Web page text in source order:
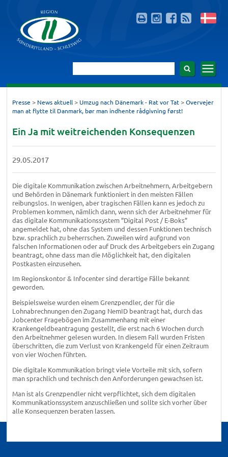
Presse > News aktuell > Umzug nach Dänemark - Rat vor Tat > Overvejer
man at flytte til Danmark, bør man indhente rådgivning først!
Ein Ja mit weitreichenden Konsequenzen
29.05.2017
Die digitale Kommunikation zwischen Arbeitnehmern, Arbeitgebern
und Behörden in Dänemark funktioniert in den meisten Fällen
reibungslos. In wenigen, aber tragischen Fällen kann es jedoch zu
Problemen kommen, nämlich dann, wenn sich der Arbeitnehmer für
das digitale Kommunikationssystem ”Digital Post / E-Boks”
angemeldet hat, ohne das System und dessen Funktionen technisch
bzw. sprachlich zu beherrschen. Zuweilen wird aufgrund von
falschen Informationen oder auf Druck des Arbeitgebers ein Zugang
beantragt, ohne dass man die Möglichkeit hat, den digitalen
Postkasten einzusehen.
Im Regionskontor & Infocenter sind derartige Fälle bekannt
geworden.
Beispielsweise wurden einem Grenzpendler, der für die
Lohnabrechnungen den Zugang NemID beantragt hat, durch das
Jobcenter Fragebögen im Zusammenhang mit einer
Krankengeldbeantragung gestellt, die erst nach 6 Wochen durch
den Arbeitnehmer gelesen wurden. In diesem Fall wurden Fristen
überschritten, die zum Verlust von Krankengeld für einen Zeitraum
von vier Wochen führten.
Die digitale Kommunikation bringt viele Vorteile mit sich, sofern
man sprachlich und technisch den Anforderungen gewachsen ist.
Man ist als Grenzpendler nicht verpflichtet, sich dem digitalen
Kommunikationssystem anzuschließen und sollte sich vorher über
alle Konsequenzen beraten lassen.